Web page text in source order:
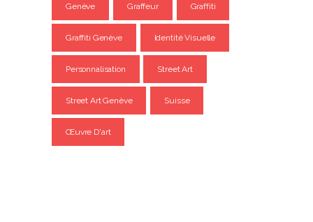
Genève Graffeur Graffiti
Graffiti Genève Identité Visuelle
Personnalisation Street Art
Street Art Genève Suisse
Œuvre D'art